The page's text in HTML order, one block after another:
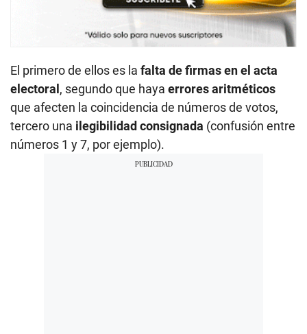
El primero de ellos es la falta de firmas en el acta
electoral , segundo que haya errores aritméticos
que afecten la coincidencia de números de votos,
tercero una ilegibilidad consignada (confusión entre
números 1 y 7, por ejemplo).